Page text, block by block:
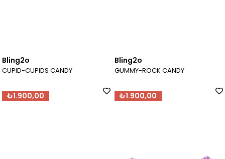
Bling2o
CUPID-CUPIDS CANDY
₺1.900,00
Bling2o
GUMMY-ROCK CANDY
₺1.900,00